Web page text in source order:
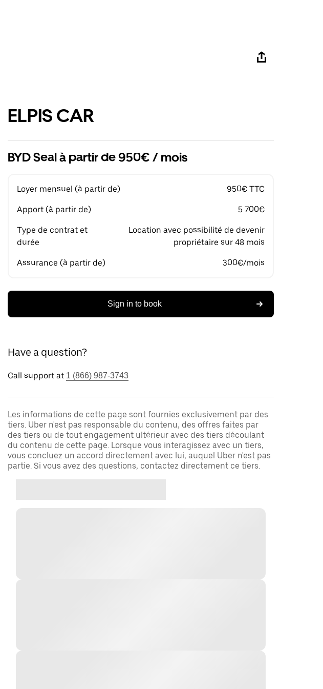
ELPIS CAR
BYD Seal à partir de 950€ / mois
Loyer mensuel (à partir de) 950€ TTC
Apport (à partir de) 5 700€
Type de contrat et
durée
Location avec possibilité de devenir
propriétaire sur 48 mois
Assurance (à partir de) 300€/mois
Sign in to book
Have a question?
Call support at 1 (866) 987-3743
Les informations de cette page sont fournies exclusivement par des
tiers. Uber n'est pas responsable du contenu, des offres faites par
des tiers ou de tout engagement ultérieur avec des tiers découlant
du contenu de cette page. Lorsque vous interagissez avec un tiers,
vous concluez un accord directement avec lui, auquel Uber n'est pas
partie. Si vous avez des questions, contactez directement ce tiers.